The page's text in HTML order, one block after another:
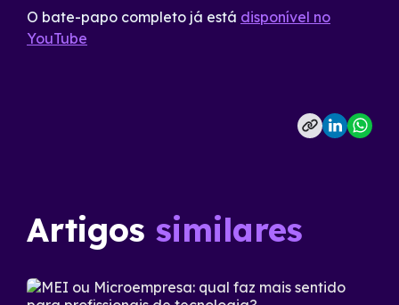
O bate-papo completo já está disponível no
YouTube
Artigos similares